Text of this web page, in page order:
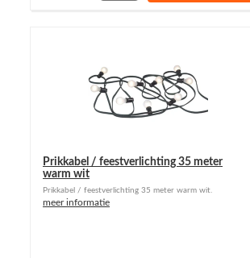
Prikkabel / feestverlichting 35 meter
warm wit
Prikkabel / feestverlichting 35 meter warm wit.
meer informatie